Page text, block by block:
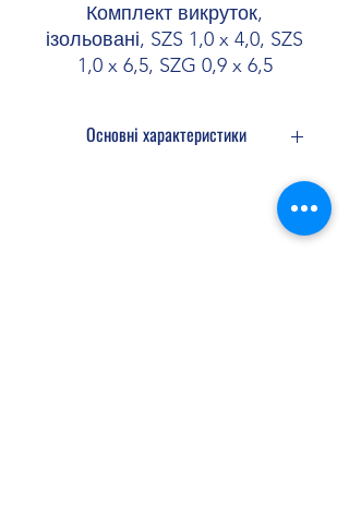
Комплект викруток,
ізольовані, SZS 1,0 x 4,0, SZS
1,0 x 6,5, SZG 0,9 x 6,5
Основні характеристики
Тип виробу Набір інструментів
Форма упаковки Картонна упаковка